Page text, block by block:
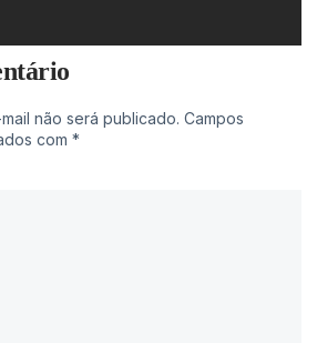
não será publicado. Campos
com *